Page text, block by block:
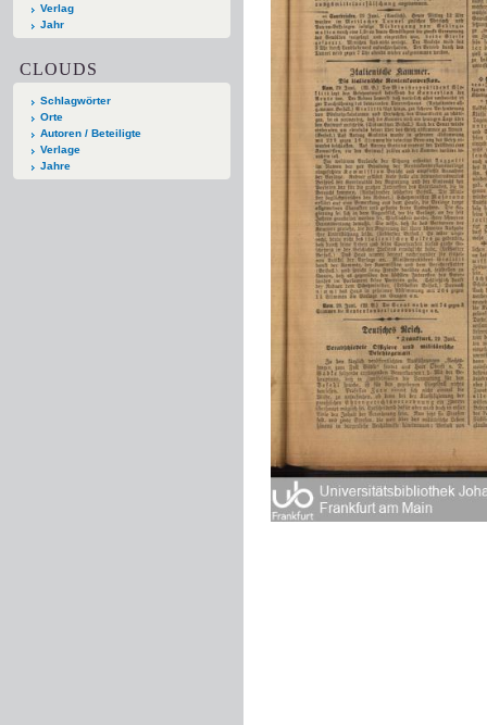
Verlag
Jahr
CLOUDS
Schlagwörter
Orte
Autoren / Beteiligte
Verlage
Jahre